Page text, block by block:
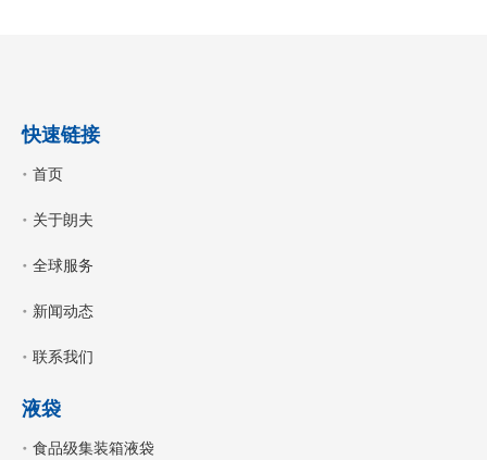
快速链接
首页
关于朗夫
全球服务
新闻动态
联系我们
液袋
食品级集装箱液袋